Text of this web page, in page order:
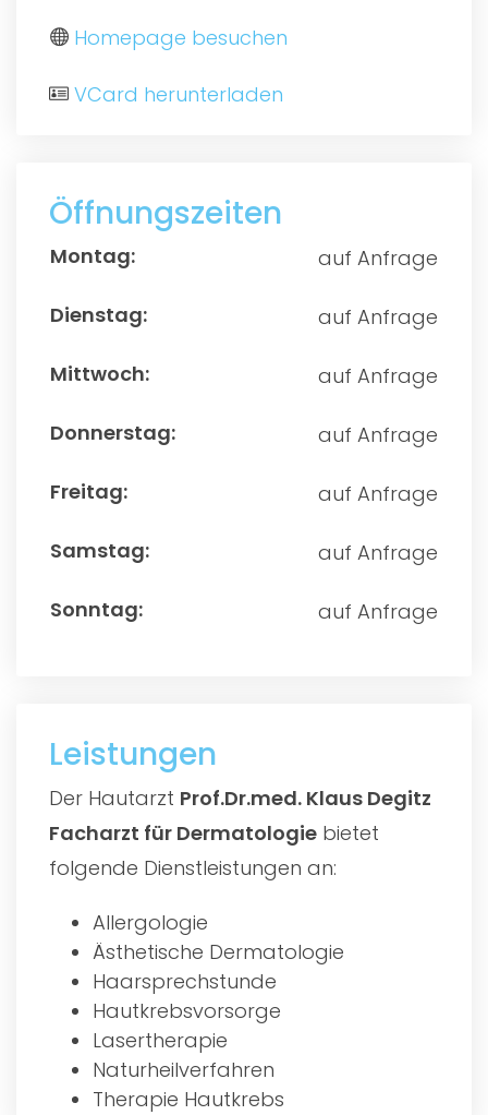
Homepage besuchen
VCard herunterladen
Öffnungszeiten
auf Anfrage
auf Anfrage
auf Anfrage
auf Anfrage
auf Anfrage
auf Anfrage
auf Anfrage
Leistungen
Der Hautarzt Prof.Dr.med. Klaus Degitz
Facharzt für Dermatologie bietet
folgende Dienstleistungen an:
Allergologie
Ästhetische Dermatologie
Haarsprechstunde
Hautkrebsvorsorge
Lasertherapie
Naturheilverfahren
Therapie Hautkrebs